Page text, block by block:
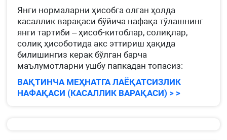
Янги нормаларни ҳисобга олган ҳолда
касаллик варақаси бўйича нафақа тўлашнинг
янги тартиби – ҳисоб-китоблар, солиқлар,
солиқ ҳисоботида акс эттириш ҳақида
билишингиз керак бўлган барча
маълумотларни ушбу папкадан топасиз:
ВАҚТИНЧА МЕҲНАТГА ЛАЁҚАТСИЗЛИК
НАФАҚАСИ (КАСАЛЛИК ВАРАҚАСИ) > >